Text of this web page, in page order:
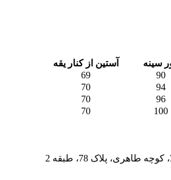
سینه
آستین از کنار یقه
90
69
94
70
96
70
100
70
طاهری، پلاک 78، طبقه 2